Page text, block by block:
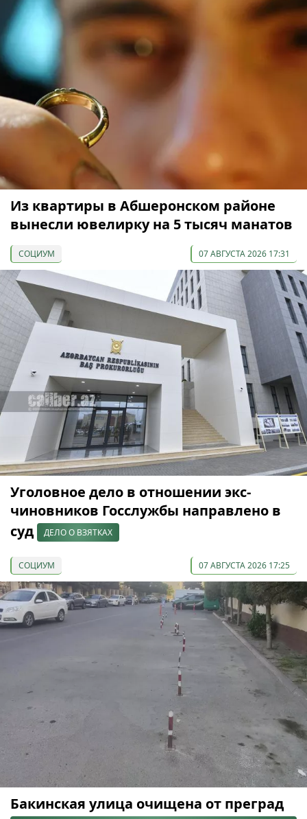
Из квартиры в Абшеронском районе
вынесли ювелирку на 5 тысяч манатов
СОЦИУМ 07 АВГУСТА 2026 17:31
Уголовное дело в отношении экс-
чиновников Госслужбы направлено в
суд
ДЕЛО О ВЗЯТКАХ
СОЦИУМ 07 АВГУСТА 2026 17:25
Бакинская улица очищена от преград